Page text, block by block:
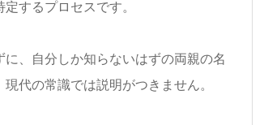
するプロセスです。
、自分しか知らないはずの両親の名
代の常識では説明がつきません。